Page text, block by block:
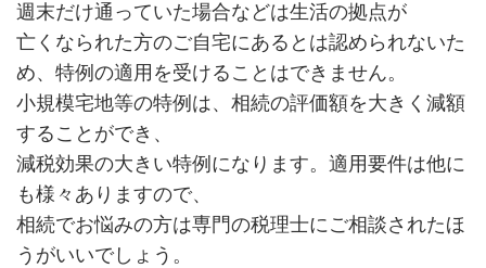
週末だけ通っていた場合などは生活の拠点が
亡くなられた方のご自宅にあるとは認められないた
め、特例の適用を受けることはできません。
小規模宅地等の特例は、相続の評価額を大きく減額
することができ、
減税効果の大きい特例になります。適用要件は他に
も様々ありますので、
相続でお悩みの方は専門の税理士にご相談されたほ
うがいいでしょう。